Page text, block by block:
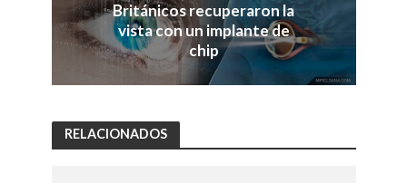
Británicos recuperaron la
vista con un implante de
chip
RELACIONADOS